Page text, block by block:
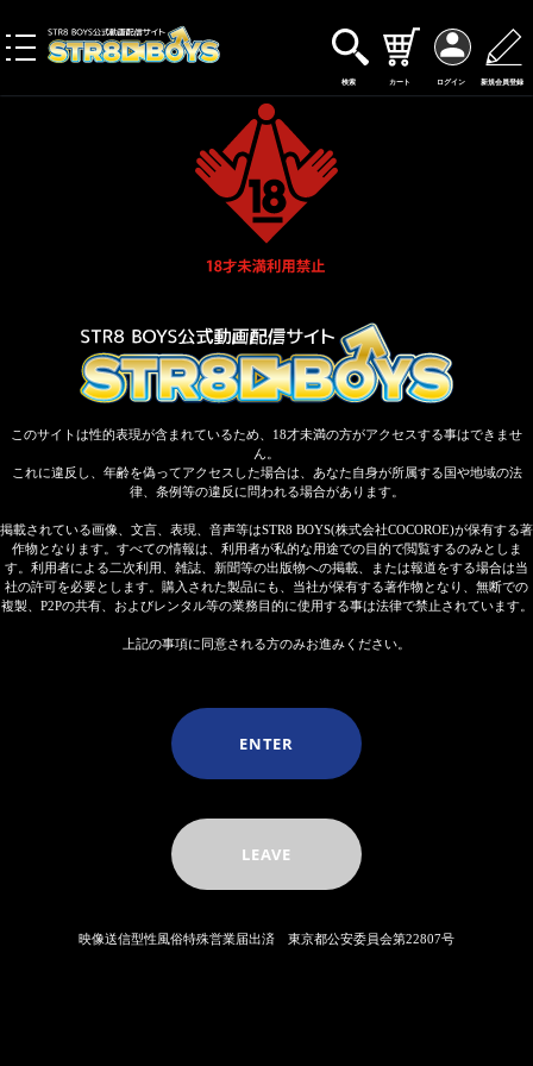
toggle
検索 カート ログイン 新規会員登録
このサイトは性的表現が含まれているため、18才未満の方がアクセスする事はできませ
ん。
これに違反し、年齢を偽ってアクセスした場合は、あなた自身が所属する国や地域の法
律、条例等の違反に問われる場合があります。
掲載されている画像、文言、表現、音声等はSTR8 BOYS(株式会社COCOROE)が保有する著
作物となります。すべての情報は、利用者が私的な用途での目的で閲覧するのみとしま
す。利用者による二次利用、雑誌、新聞等の出版物への掲載、または報道をする場合は当
社の許可を必要とします。購入された製品にも、当社が保有する著作物となり、無断での
複製、P2Pの共有、およびレンタル等の業務目的に使用する事は法律で禁止されています。
上記の事項に同意される方のみお進みください。
ENTER
LEAVE
映像送信型性風俗特殊営業届出済 東京都公安委員会第22807号